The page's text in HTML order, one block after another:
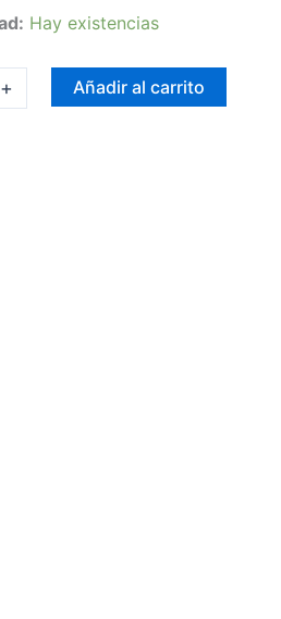
Hay existencias
+ Añadir al carrito